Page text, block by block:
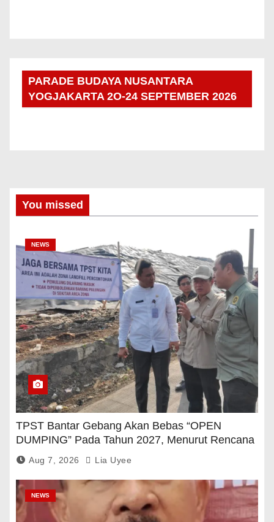
PARADE BUDAYA NUSANTARA
YOGJAKARTA 2O-24 SEPTEMBER 2026
You missed
NEWS
TPST Bantar Gebang Akan Bebas “OPEN
DUMPING” Pada Tahun 2027, Menurut Rencana
Pemerintah
Aug 7, 2026 Lia Uyee
NEWS